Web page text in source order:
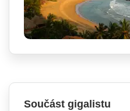
Součást gigalistu